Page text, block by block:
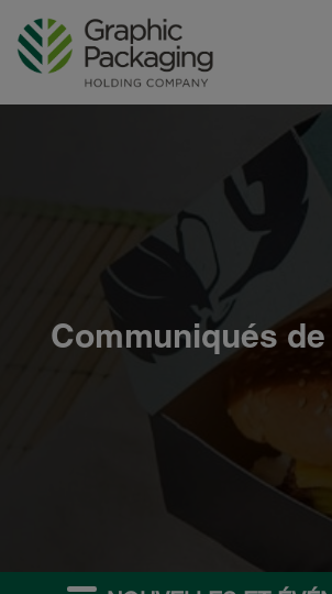
Communiqués